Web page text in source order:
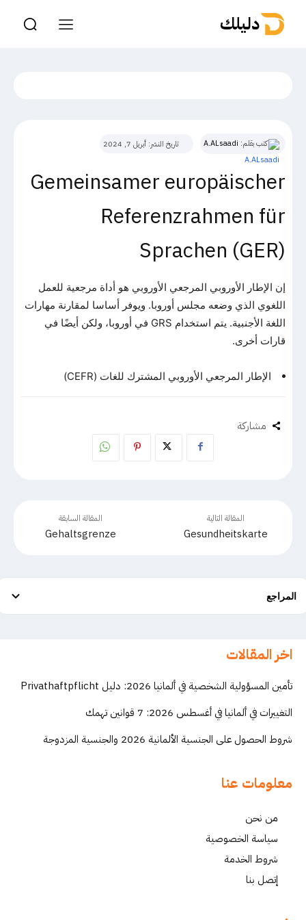
دليلك
كتب بقلم: A.ALsaadi تاريخ النشر: أبريل 7, 2024
Gemeinsamer europäischer
Referenzrahmen für
Sprachen (GER)
إن الإطار الأوروبي المرجعي الأوروبي هو أداة مرجعية للعمل
اللغوي الذي وضعه مجلس أوروبا. ويوفر أساسا لمقارنة مهارات
اللغة الأجنبية. يتم استخدام GRS في أوروبا، ولكن أيضًا في
قارات أخرى.
الإطار المرجعي الأوروبي المشترك للغات (CEFR)
مشاركة
المقالة السابقة
Gehaltsgrenze
المقالة التالية
Gesundheitskarte
المراجع
اخر المقالات
تأمين المسؤولية الشخصية في ألمانيا 2026: دليل Privathaftpflicht
التغييرات في ألمانيا في أغسطس 2026: 7 قوانين تهمك
شروط الحصول على الجنسية الألمانية 2026 والجنسية المزدوجة
معلومات عنا
من نحن
سياسة الخصوصية
شروط الخدمة
إتصل بنا